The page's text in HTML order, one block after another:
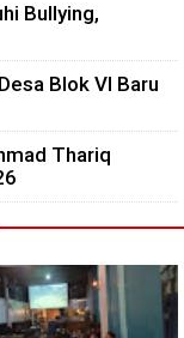
Bullying,
Blok VI Baru
Thariq